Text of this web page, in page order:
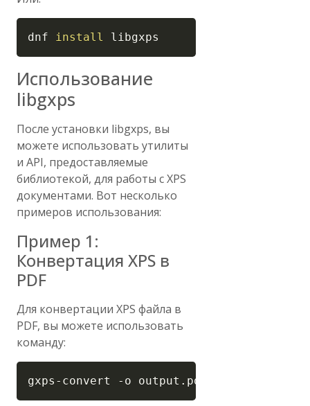
dnf install libgxps
Использование
libgxps
После установки libgxps, вы
можете использовать утилиты
и API, предоставляемые
библиотекой, для работы с XPS
документами. Вот несколько
примеров использования:
Пример 1:
Конвертация XPS в
PDF
Для конвертации XPS файла в
PDF, вы можете использовать
команду:
gxps-convert -o output.pdf input.xps
Copy